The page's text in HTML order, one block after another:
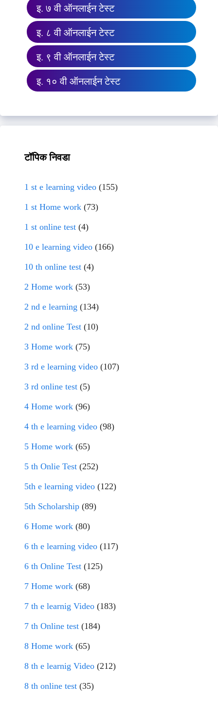
इ. ७ वी ऑनलाईन टेस्ट
इ. ८ वी ऑनलाईन टेस्ट
इ. ९ वी ऑनलाईन टेस्ट
इ. १० वी ऑनलाईन टेस्ट
टॉपिक निवडा
1 st e learning video (155)
1 st Home work (73)
1 st online test (4)
10 e learning video (166)
10 th online test (4)
2 Home work (53)
2 nd e learning (134)
2 nd online Test (10)
3 Home work (75)
3 rd e learning video (107)
3 rd online test (5)
4 Home work (96)
4 th e learning video (98)
5 Home work (65)
5 th Onlie Test (252)
5th e learning video (122)
5th Scholarship (89)
6 Home work (80)
6 th e learning video (117)
6 th Online Test (125)
7 Home work (68)
7 th e learnig Video (183)
7 th Online test (184)
8 Home work (65)
8 th e learnig Video (212)
8 th online test (35)